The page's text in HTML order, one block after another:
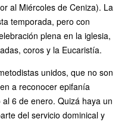
al Miércoles de Ceniza). La
temporada, pero con
plena en la iglesia,
coros y la Eucaristía.
unidos, que no son
a reconocer epifanía
6 de enero. Quizá haya un
del servicio dominical y